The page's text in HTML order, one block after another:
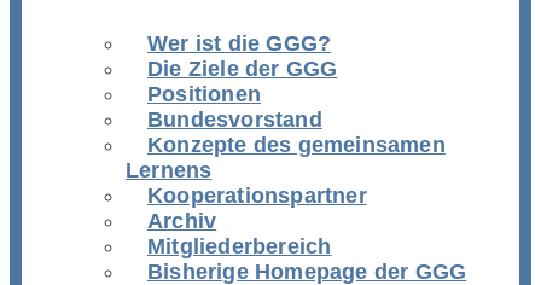
Wer ist die GGG?
Die Ziele der GGG
Positionen
Bundesvorstand
Konzepte des gemeinsamen
Lernens
Kooperationspartner
Archiv
Mitgliederbereich
Bisherige Homepage der GGG